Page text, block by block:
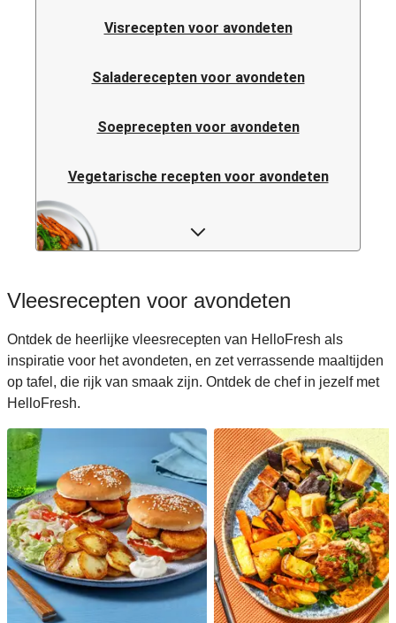
Visrecepten voor avondeten
Saladerecepten voor avondeten
Soeprecepten voor avondeten
Vegetarische recepten voor avondeten
Italiaanse pastarecepten voor avondeten
Italiaanse recepten voor avondeten
Japanse recepten voor avondeten
Makkelijke recepten voor avondeten
Snelle recepten voor avondeten
Kinderrecepten voor avondeten
Vleesrecepten voor avondeten
Ontdek de heerlijke vleesrecepten van HelloFresh als
inspiratie voor het avondeten, en zet verrassende maaltijden
op tafel, die rijk van smaak zijn. Ontdek de chef in jezelf met
HelloFresh.